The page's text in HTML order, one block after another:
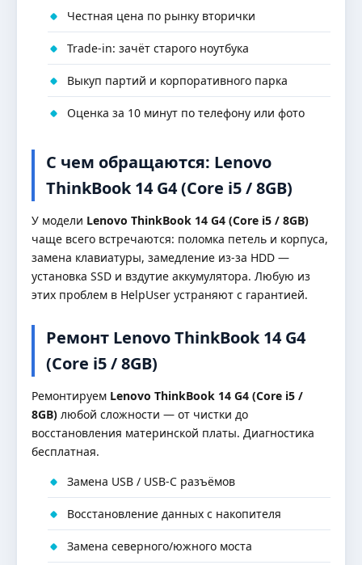
Честная цена по рынку вторички
Trade-in: зачёт старого ноутбука
Выкуп партий и корпоративного парка
Оценка за 10 минут по телефону или фото
С чем обращаются: Lenovo
ThinkBook 14 G4 (Core i5 / 8GB)
У модели Lenovo ThinkBook 14 G4 (Core i5 / 8GB)
чаще всего встречаются: поломка петель и корпуса,
замена клавиатуры, замедление из-за HDD —
установка SSD и вздутие аккумулятора. Любую из
этих проблем в HelpUser устраняют с гарантией.
Ремонт Lenovo ThinkBook 14 G4
(Core i5 / 8GB)
Ремонтируем Lenovo ThinkBook 14 G4 (Core i5 /
8GB) любой сложности — от чистки до
восстановления материнской платы. Диагностика
бесплатная.
Замена USB / USB-C разъёмов
Восстановление данных с накопителя
Замена северного/южного моста